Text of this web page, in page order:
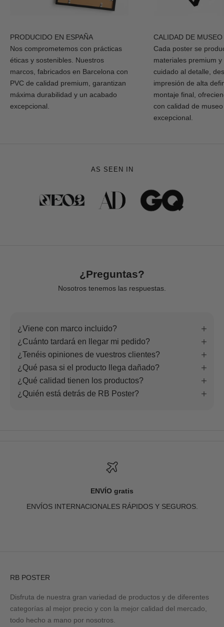
PRODUCIDO EN ESPAÑA
Nos comprometemos con prácticas
éticas y sostenibles. Nuestros
marcos, fabricados en Barcelona con
PVC de calidad premium, garantizan
máxima durabilidad y un acabado
excepcional.
CALIDAD DE MUSEO
Cada poster se
materiales premium
cuidado al detalle,
impresión de alta
montaje final,
con calidad de
excepcional.
AS SEEN IN
¿Preguntas?
Nosotros tenemos las respuestas.
¿Viene con marco incluido?
¿Cuánto tardará en llegar mi pedido?
¿Tenéis opiniones de vuestros clientes?
¿Qué pasa si el producto llega dañado?
¿Qué calidad tienen los productos?
¿Quién está detrás de RB Poster?
ENVÍO gratis
ENVÍOS INTERNACIONALES RÁPIDOS Y SEGUROS.
RB POSTER
Disfruta de nuestra gran variedad de productos y de diferentes
categorías al mejor precio y con la mejor calidad del mercado,
todo hecho a mano por nosotros.